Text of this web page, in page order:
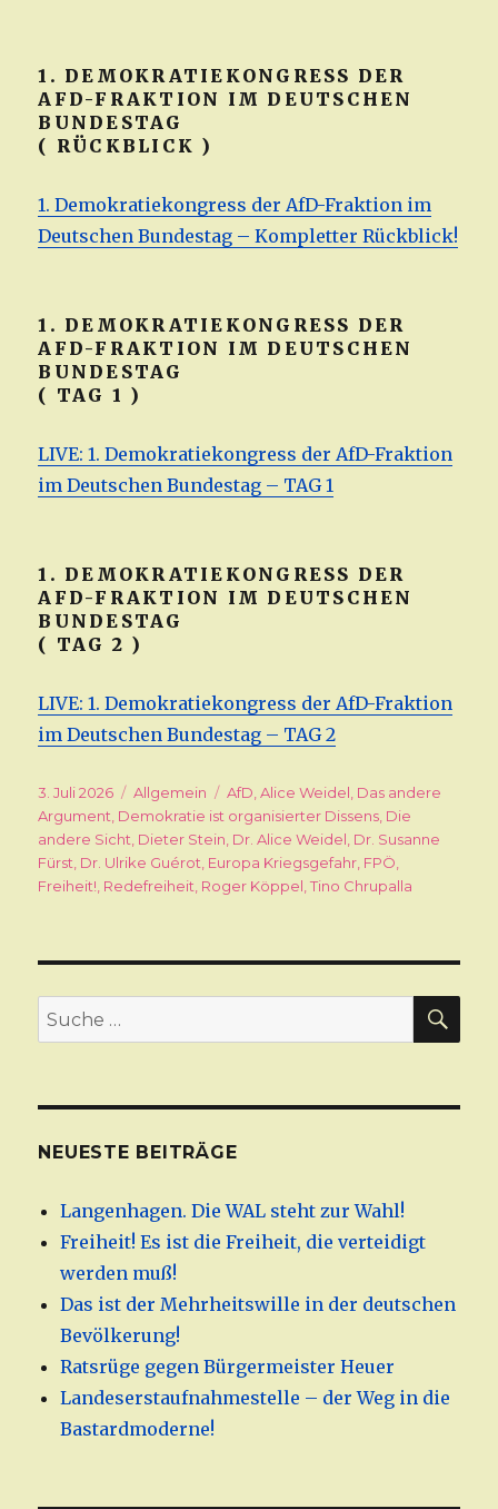
1. DEMOKRATIEKONGRESS DER
AFD-FRAKTION IM DEUTSCHEN
BUNDESTAG
( RÜCKBLICK )
1. Demokratiekongress der AfD-Fraktion im
Deutschen Bundestag – Kompletter Rückblick!
1. DEMOKRATIEKONGRESS DER
AFD-FRAKTION IM DEUTSCHEN
BUNDESTAG
( TAG 1 )
LIVE: 1. Demokratiekongress der AfD-Fraktion
im Deutschen Bundestag – TAG 1
1. DEMOKRATIEKONGRESS DER
AFD-FRAKTION IM DEUTSCHEN
BUNDESTAG
( TAG 2 )
LIVE: 1. Demokratiekongress der AfD-Fraktion
im Deutschen Bundestag – TAG 2
Veröffentlicht
am
3. Juli 2026 Kategorien
Allgemein Schlagwörter
AfD,Alice Weidel, Das andere
Argument, Demokratie ist organisierter Dissens, Die
andere Sicht, Dieter Stein, Dr. Alice Weidel, Dr. Susanne
Fürst, Dr. Ulrike Guérot, Europa Kriegsgefahr, FPÖ,
Freiheit!, Redefreiheit, Roger Köppel,Tino Chrupalla
Suche
nach:
NEUESTE BEITRÄGE
Langenhagen. Die WAL steht zur Wahl!
Freiheit! Es ist die Freiheit, die verteidigt
werden muß!
Das ist der Mehrheitswille in der deutschen
Bevölkerung!
Ratsrüge gegen Bürgermeister Heuer
Landeserstaufnahmestelle – der Weg in die
Bastardmoderne!